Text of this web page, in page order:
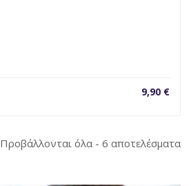
9,90 €
Προβάλλονται όλα - 6 αποτελέσματα